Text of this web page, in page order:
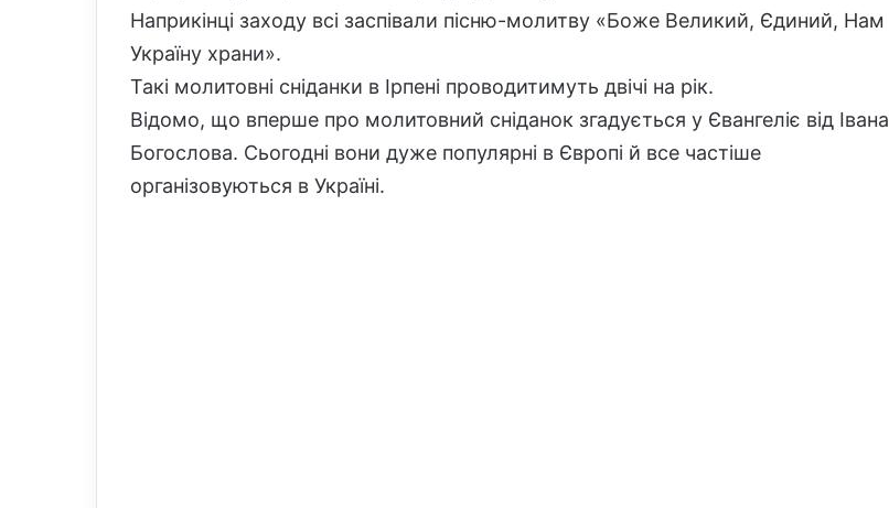
Наприкінці заходу всі заспівали пісню-молитву «Боже Великий, Єдиний, Нам
Україну храни».
Такі молитовні сніданки в Ірпені проводитимуть двічі на рік.
Відомо, що вперше про молитовний сніданок згадується у Євангеліє від Івана
Богослова. Сьогодні вони дуже популярні в Європі й все частіше
організовуються в Україні.